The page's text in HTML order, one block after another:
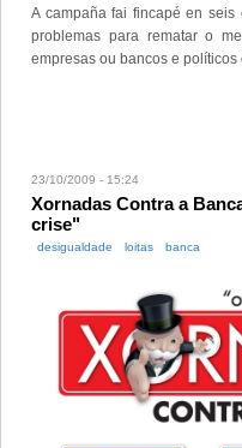
A campaña fai fincapé en seis
problemas para rematar o
empresas ou bancos e políticos
23/10/2009 - 15:24
Xornadas Contra a
crise"
desigualdade loitas banca